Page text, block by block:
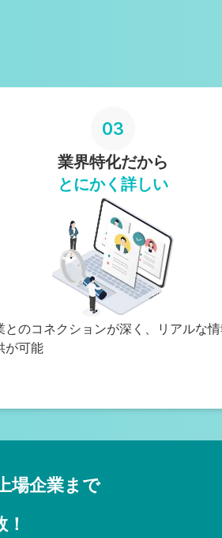
03
業界特化だから
とにかく詳しい
とのコネクションが深く、リアルな情
が可能
場企業まで